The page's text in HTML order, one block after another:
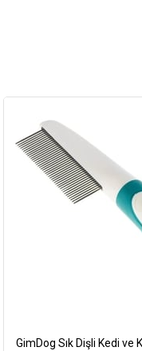
GimDog Sık Dişli Kedi ve